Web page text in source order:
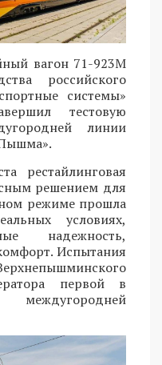
вагон 71-923М
российского
системы»
тестовую
линии
рестайлинговая
решением для
режиме прошла
условиях,
надежность,
Испытания
первой в
междугородней